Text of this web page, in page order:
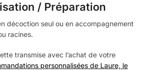
/ Préparation
décoction seul ou en accompagnement
racines.
transmise avec l’achat de votre
personnalisées de Laure, le